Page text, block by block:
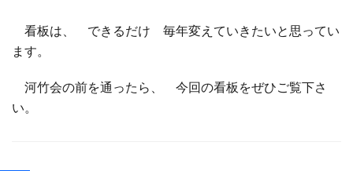
看板は、 できるだけ 毎年変えていきたいと思ってい
ます。
河竹会の前を通ったら、 今回の看板をぜひご覧下さ
い。